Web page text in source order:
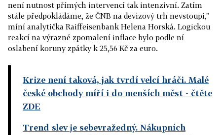
není nutnost přímých intervencí tak intenzivní. Zatím
stále předpokládáme, že ČNB na devizový trh nevstoupí,"
míní analytička Raiffeisenbank Helena Horská. Logickou
reakcí na výrazné zpomalení inflace bylo podle ní
oslabení koruny zpátky k 25,56 Kč za euro.
Krize není taková, jak tvrdí velcí hráči. Malé
české obchody míří i do menších měst - čtěte
ZDE
Trend slev je sebevražedný. Nákupních